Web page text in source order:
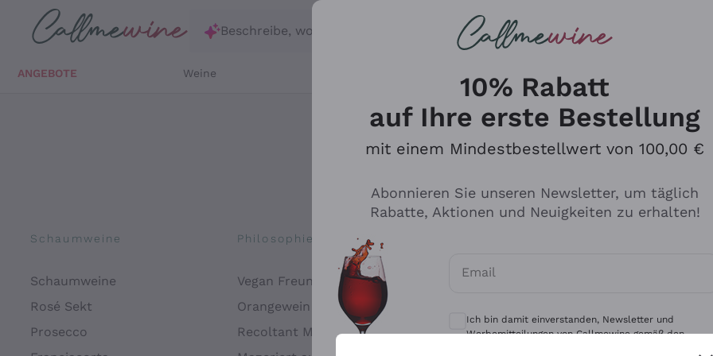
Zum Hauptinhalt springen
Beschreibe, wonach du suchst
ANGEBOTE Weine
Schaumweine
Schaumweine
Rosé Sekt
Prosecco
Philosophien
Vegan Freundlich
Orangewein
Recoltant Manipulant
Antinori
Ca' del Bosco
Gavi
10% Rabatt
auf Ihre erste Bestellung
mit einem Mindestbestellwert von 100,00 €
Abonnieren Sie unseren Newsletter, um täglich
Rabatte, Aktionen und Neuigkeiten zu erhalten!
Email
Optionale Einwilligungen zum Erhalt von
Ich bin damit einverstanden, Newsletter und
Werbemitteilungen von Callmewine gemäß den -